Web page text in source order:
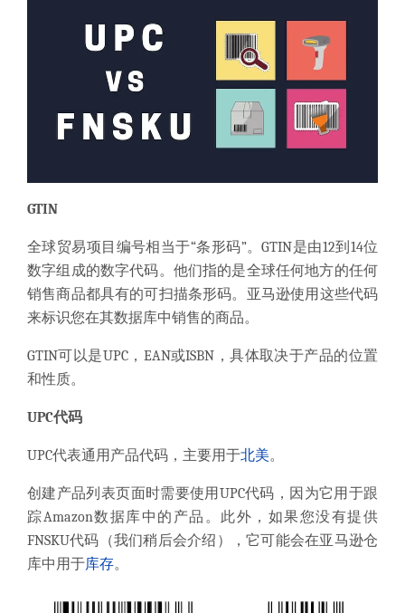
GTIN
全球贸易项目编号相当于“条形码”。GTIN是由12到14位
数字组成的数字代码。 他们指的是全球任何地方的任何
销售商品都具有的可扫描条形码。 亚马逊使用这些代码
来标识您在其数据库中销售的商品。
GTIN可以是UPC，EAN或ISBN ，具体取决于产品的位置
和性质。
UPC代码
UPC代表通用产品代码，主要用于北美。
创建产品列表页面时需要使用UPC代码，因为它用于跟
踪Amazon数据库中的产品 。 此外，如果您没有提供
FNSKU代码（我们稍后会介绍），它可能会在亚马逊仓
库中用于库存。